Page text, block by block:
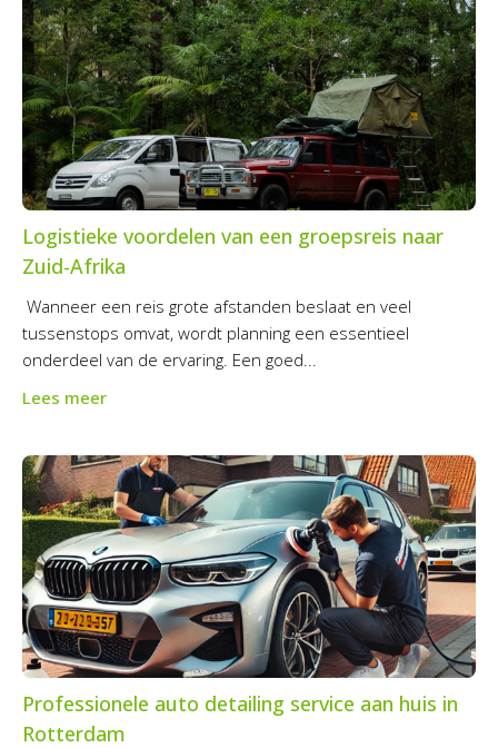
Logistieke voordelen van een groepsreis naar
Zuid-Afrika
Wanneer een reis grote afstanden beslaat en veel
tussenstops omvat, wordt planning een essentieel
onderdeel van de ervaring. Een goed...
Lees meer
Professionele auto detailing service aan huis in
Rotterdam